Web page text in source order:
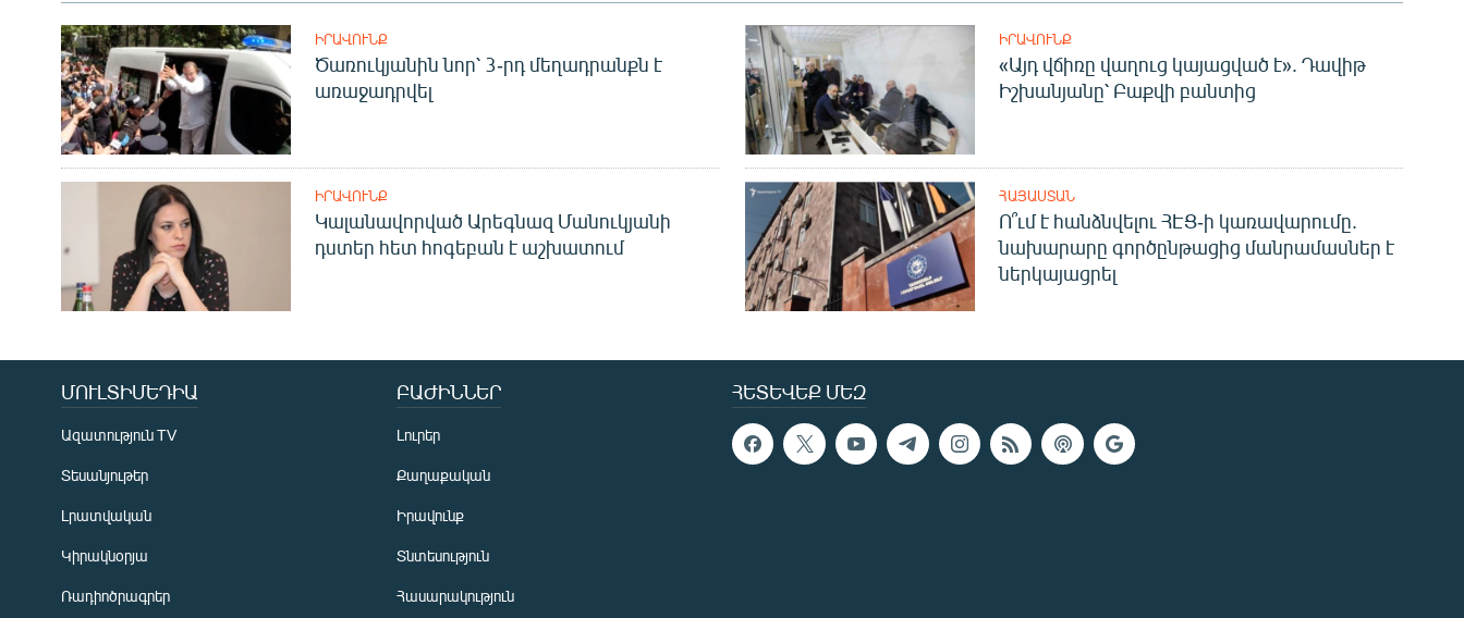
ԻՐԱՎՈՒՆՔ
Ծառուկյանին նոր՝ 3-րդ մեղադրանքն է
առաջադրվել
ԻՐԱՎՈՒՆՔ
«Այդ վճիռը վաղուց կայացված է». Դավիթ
Իշխանյանը՝ Բաքվի բանտից
ԻՐԱՎՈՒՆՔ
Կալանավորված Արեգնազ Մանուկյանի
դստեր հետ հոգեբան է աշխատում
ՀԱՅԱՍՏԱՆ
Ո՞ւմ է հանձնվելու ՀԷՑ-ի կառավարումը.
նախարարը գործընթացից մանրամասներ է
ներկայացրել
ՀԵՏԵՎԵՔ ՄԵԶ
ՄՈՒԼՏԻՄԵԴԻԱ
Ազատություն TV
Տեսանյութեր
Լրատվական
Կիրակնօրյա
Ռադիոծրագրեր
ԲԱԺԻՆՆԵՐ
Լուրեր
Քաղաքական
Իրավունք
Տնտեսություն
Հասարակություն